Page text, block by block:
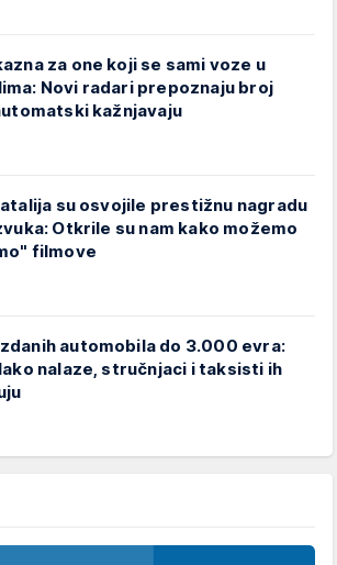
za one koji se sami voze u
Novi radari prepoznaju broj
kažnjavaju
su osvojile prestižnu nagradu
Otkrile su nam kako možemo
filmove
automobila do 3.000 evra:
nalaze, stručnjaci i taksisti ih